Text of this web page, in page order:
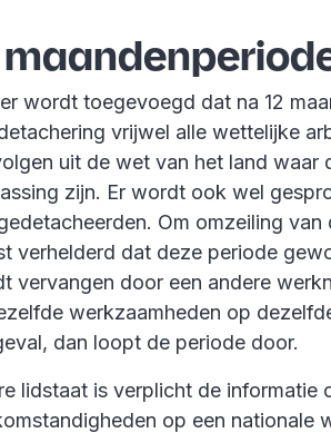
wordt toegevoegd dat na 12
vrijwel alle wettelijke
uit de wet van het land
zijn. Er wordt ook wel
Om omzeiling
verhelderd dat deze periode
vervangen door een andere
werkzaamheden op
dan loopt de periode door.
lidstaat is verplicht de informatie
op een nationale